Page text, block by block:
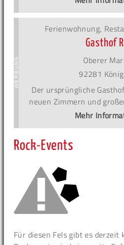
Ferienwohnung,
Gasthof
Oberer
92281
Der ursprüngliche
neuen Zimmern und
Mehr
Rock-Events
Für diesen Fels gibt es derzeit